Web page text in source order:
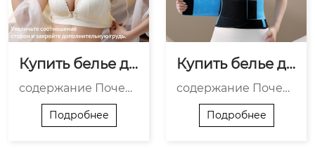
щение тяжести. Им
е...
ля Как мы решаем п
роб...
Купить белье дл
я кормящих ма
м от производи
теля
содержание Почем
у «от производител
я» — это не маркети
Подробнее
Купить белье дл
я кормящих ма
м на заводе
содержание Почем
у именно заводской
канал решает реаль
Подробнее